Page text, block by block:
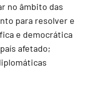
no âmbito das
para resolver e
e democrática
afetado;